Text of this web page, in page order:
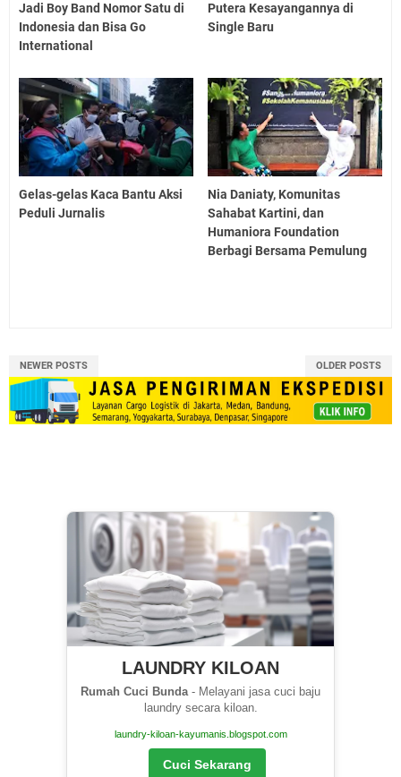
Jadi Boy Band Nomor Satu di
Indonesia dan Bisa Go
International
Putera Kesayangannya di
Single Baru
Gelas-gelas Kaca Bantu Aksi
Peduli Jurnalis
Nia Daniaty, Komunitas
Sahabat Kartini, dan
Humaniora Foundation
Berbagi Bersama Pemulung
NEWER POSTS OLDER POSTS
LAUNDRY KILOAN
Rumah Cuci Bunda - Melayani jasa cuci baju
laundry secara kiloan.
laundry-kiloan-kayumanis.blogspot.com
Cuci Sekarang